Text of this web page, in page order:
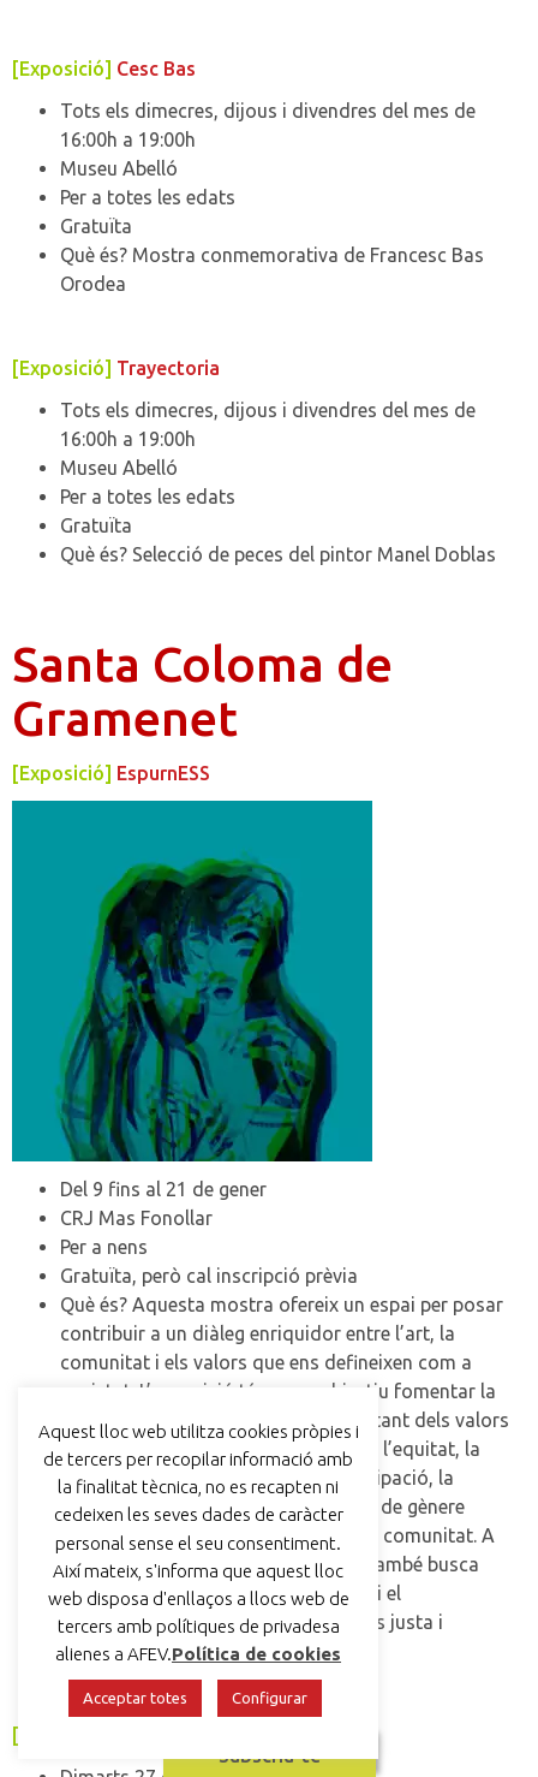
[Exposició] Cesc Bas
Tots els dimecres, dijous i divendres del mes de
16:00h a 19:00h
Museu Abelló
Per a totes les edats
Gratuïta
Què és? Mostra conmemorativa de Francesc Bas
Orodea
[Exposició] Trayectoria
Tots els dimecres, dijous i divendres del mes de
16:00h a 19:00h
Museu Abelló
Per a totes les edats
Gratuïta
Què és? Selecció de peces del pintor Manel Doblas
Santa Coloma de
Gramenet
[Exposició] EspurnESS
Del 9 fins al 21 de gener
CRJ Mas Fonollar
Per a nens
Gratuïta, però cal inscripció prèvia
Què és? Aquesta mostra ofereix un espai per posar
contribuir a un diàleg enriquidor entre l’art, la
comunitat i els valors que ens defineixen com a
societat. L’exposició té com a objectiu fomentar la
reflexió i la consciència crítica al voltant dels valors
de l’economia social i solidària, com l’equitat, la
solidaritat, la sostenibilitat, la participació, la
inclusió, el feminisme, la perspectiva de gènere
interseccional i el compromís amb la comunitat. A
través d’aquestes obres, la mostra també busca
promouré els valors del canvi social i el
desenvolupament d’una societat més justa i
cohesionada.
[Taller infantil]
Subscriu-te
Aquest lloc web utilitza cookies pròpies i
de tercers per recopilar informació amb
la finalitat tècnica, no es recapten ni
cedeixen les seves dades de caràcter
personal sense el seu consentiment.
Així mateix, s'informa que aquest lloc
web disposa d'enllaços a llocs web de
tercers amb polítiques de privadesa
alienes a AFEV.Política de cookies
Acceptar totes Configurar